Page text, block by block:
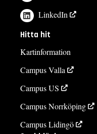
LinkedIn
Hitta hit
Kartinformation
Campus Valla
Campus US
Campus Norrköping
Campus Lidingö